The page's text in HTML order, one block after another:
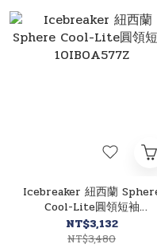
Icebreaker 紐西蘭
Cool-Lite圓領短袖
10IB0A577Z
NT$3,132
NT$3,480